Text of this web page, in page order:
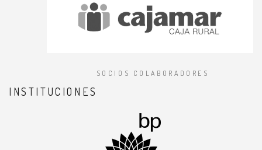
SOCIOS COLABORADORES
INSTITUCIONES